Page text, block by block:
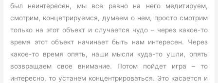
был неинтересен, мы все равно на него медитируем,
смотрим, концетрируемся, думаем о нем, просто смотрим
только на этот объект и случается чудо – через какое-то
время этот объект начинает быть нам интересен. Через
какое-то время опять, наши мысли куда-то ушли, опять
возвращаем свое внимание. Потом пойдет игра – то
интересно, то устанем концентрироваться. Это касается и